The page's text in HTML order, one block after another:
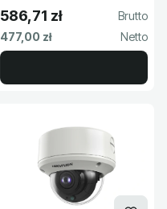
Hikvision
Cena brutto
586,71 zł
Cena netto
477,00 zł